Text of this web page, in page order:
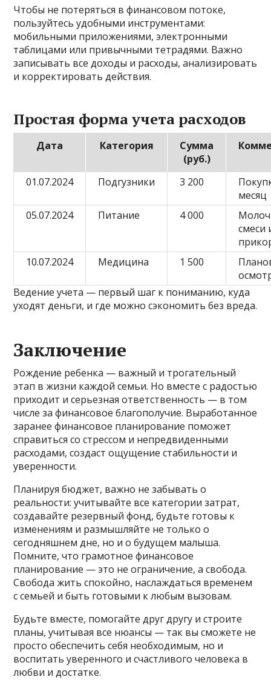
Чтобы не потеряться в финансовом потоке,
пользуйтесь удобными инструментами:
мобильными приложениями, электронными
таблицами или привычными тетрадями. Важно
записывать все доходы и расходы, анализировать
и корректировать действия.
Простая форма учета расходов
Дата Категория
Сумма
(руб.)
01.07.2024 Подгузники 3 200
месяц
05.07.2024
Питание 4 000
смеси
10.07.2024
Медицина 1 500
Ведение учета — первый шаг к пониманию, куда
уходят деньги, и где можно сэкономить без вреда.
Заключение
Рождение ребенка — важный и трогательный
этап в жизни каждой семьи. Но вместе с радостью
приходит и серьезная ответственность — в том
числе за финансовое благополучие. Выработанное
заранее финансовое планирование поможет
справиться со стрессом и непредвиденными
расходами, создаст ощущение стабильности и
уверенности.
Планируя бюджет, важно не забывать о
реальности: учитывайте все категории затрат,
создавайте резервный фонд, будьте готовы к
изменениям и размышляйте не только о
сегодняшнем дне, но и о будущем малыша.
Помните, что грамотное финансовое
планирование — это не ограничение, а свобода.
Свобода жить спокойно, наслаждаться временем
с семьей и быть готовыми к любым вызовам.
Будьте вместе, помогайте друг другу и строите
планы, учитывая все нюансы — так вы сможете не
просто обеспечить себя необходимым, но и
воспитать уверенного и счастливого человека в
любви и достатке.